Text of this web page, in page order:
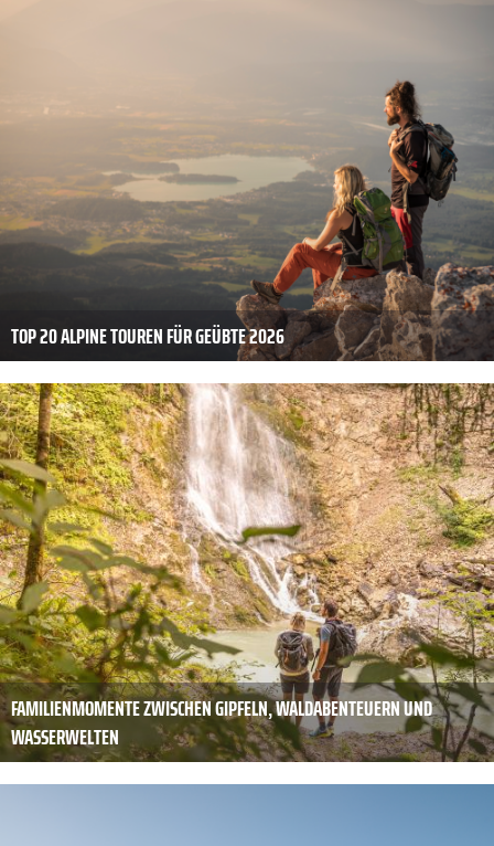
TOP 20 ALPINE TOUREN FÜR GEÜBTE 2026
FAMILIENMOMENTE ZWISCHEN GIPFELN, WALDABENTEUERN UND
WASSERWELTEN